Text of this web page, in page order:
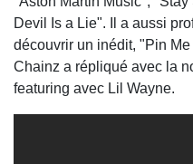
Devil Is a Lie". Il a aussi
découvrir un inédit, "Pin
Chainz a répliqué avec la
featuring avec Lil Wayne.